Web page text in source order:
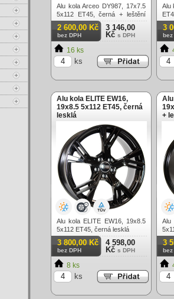
Alu kola Arceo DY987, 17x7.5
5x112 ET45, černá + leštění
(zátěžová)
2 600,00 Kč
bez DPH
3 146,00
Kč s DPH
16 ks
ks
Alu
3
bez
Alu kola ELITE EW16,
19x8.5 5x112 ET45, černá
lesklá
Alu kola ELITE EW16, 19x8.5
5x112 ET45, černá lesklá
3 800,00 Kč
bez DPH
4 598,00
Kč s DPH
8 ks
ks
+
Alu
3
bez